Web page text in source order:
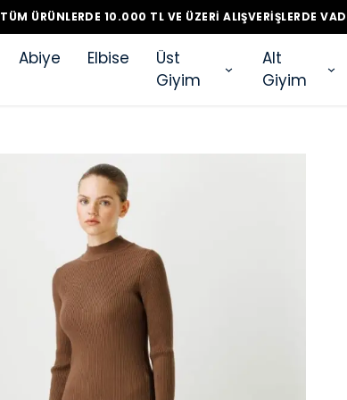
TÜM ÜRÜNLERDE 10.000 TL VE ÜZERI ALIŞVERIŞLERDE
Abiye Elbise
Üst
Giyim
Alt
Giyim